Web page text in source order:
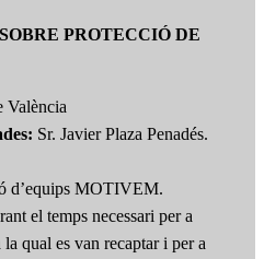
PROTECCIÓ DE
València
Sr. Javier Plaza Penadés.
d’equips MOTIVEM.
el temps necessari per a
qual es van recaptar i per a